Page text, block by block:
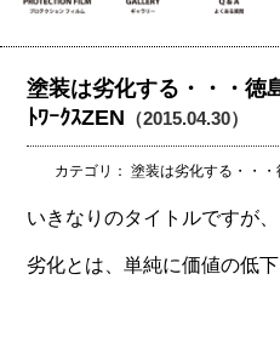
塗装は劣化する・・・徳
ﾄﾜｰｸｽZEN （2015.04.30）
カテゴリ： 塗装は劣化する・・・
いきなりのタイトルですが、
劣化とは、単純に価値の低下